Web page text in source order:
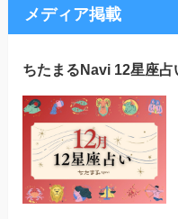
メディア掲載
ちたまるNavi 12星座占